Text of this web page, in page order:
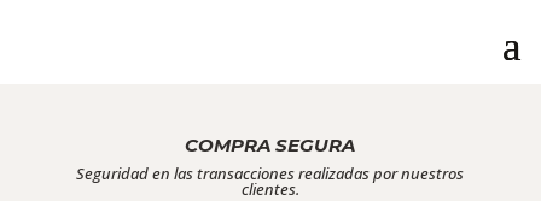
COMPRA SEGURA
Seguridad en las transacciones realizadas por nuestros
clientes.